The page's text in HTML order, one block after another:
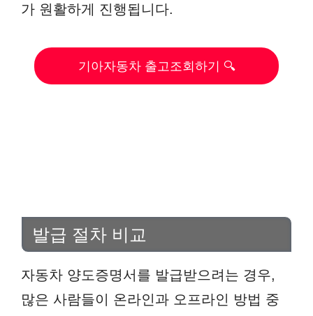
가 원활하게 진행됩니다.
기아자동차 출고조회하기 🔍
발급 절차 비교
자동차 양도증명서를 발급받으려는 경우,
많은 사람들이 온라인과 오프라인 방법 중